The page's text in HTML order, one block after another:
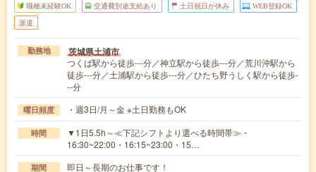
職種未経験OK 交通費別途支給あり 土日祝日が休み WEB登録OK
派遣
勤務地 茨城県土浦市
つくば駅から徒歩---分／神立駅から徒歩---分／荒川沖駅から
徒歩---分／土浦駅から徒歩---分／ひたち野うしく駅から徒歩-
--分
曜日頻度 ・週3日/月～金 ※土日勤務もOK
時間
▼1日5.5h～≪下記シフトより選べる時間帯≫・
16:30~22:00・16:15~23:00・15…
期間 即日～長期のお仕事です！